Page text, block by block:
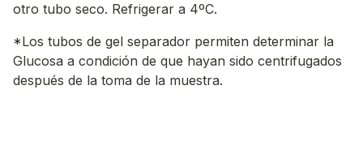
otro tubo seco. Refrigerar a 4ºC.
*Los tubos de gel separador permiten determinar la
Glucosa a condición de que hayan sido centrifugados
después de la toma de la muestra.